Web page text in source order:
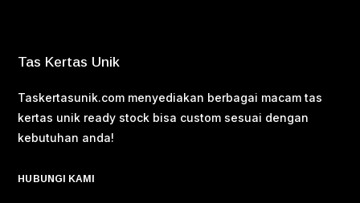
Tas Kertas Unik
Taskertasunik.com menyediakan berbagai macam tas
kertas unik ready stock bisa custom sesuai dengan
kebutuhan anda!
HUBUNGI KAMI